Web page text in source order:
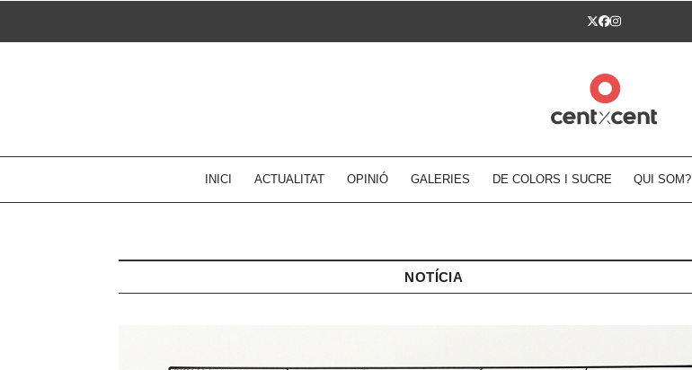
Twitter
Facebook
Instagram
INICI ACTUALITAT OPINIÓ GALERIES DE COLORS I SUCRE QUI SOM?
NOTÍCIA